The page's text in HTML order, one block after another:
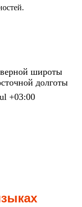
широты
долготы
+03:00